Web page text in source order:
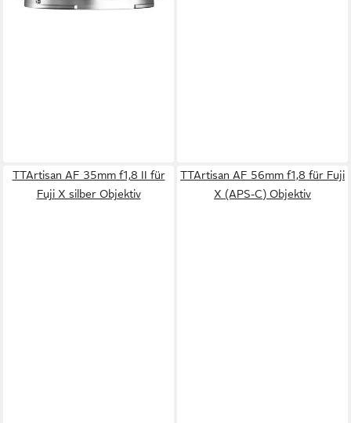
TTArtisan AF 35mm f1,8 II für
Fuji X silber Objektiv
TTArtisan AF 56mm f1,8 für Fuji
X (APS-C) Objektiv